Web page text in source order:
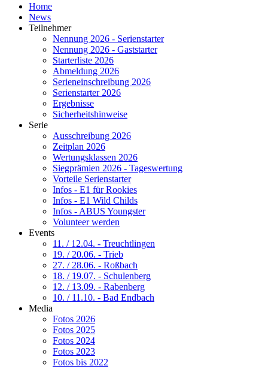
Home
News
Teilnehmer
Nennung 2026 - Serienstarter
Nennung 2026 - Gaststarter
Starterliste 2026
Abmeldung 2026
Serieneinschreibung 2026
Serienstarter 2026
Ergebnisse
Sicherheitshinweise
Serie
Ausschreibung 2026
Zeitplan 2026
Wertungsklassen 2026
Siegprämien 2026 - Tageswertung
Vorteile Serienstarter
Infos - E1 für Rookies
Infos - E1 Wild Childs
Infos - ABUS Youngster
Volunteer werden
Events
11. / 12.04. - Treuchtlingen
19. / 20.06. - Trieb
27. / 28.06. - Roßbach
18. / 19.07. - Schulenberg
12. / 13.09. - Rabenberg
10. / 11.10. - Bad Endbach
Media
Fotos 2026
Fotos 2025
Fotos 2024
Fotos 2023
Fotos bis 2022